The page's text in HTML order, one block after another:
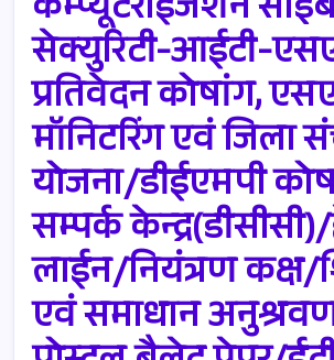
सेक्युरिटी-आईटी-
प्रतिवेदन कोषांग,
मॉनिटरिंग एवं जिला
योजना/डीईएमपी
सम्पर्क
लाईन/नियंत्रण
एवं समाधान